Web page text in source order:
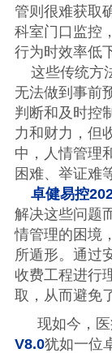
管则很难获取
科室门口监控
行为时效率低
这些传统方
无法做到事前
判断和及时控
力和财力，但
中，人情管理
困难、举证难
卓健易控
解决这些问题
情管理的困境
所遁形。通过
收费工程进行
取，从而避免
现如今，
V8.0犹如一位